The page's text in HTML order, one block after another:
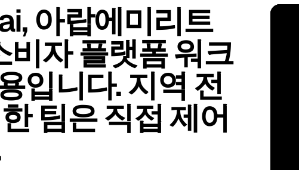
Istanbul 터키 Keflavik 아이슬란드
Lisbon 포르투갈 London
Manchester 영국 Milan
Novi Travnik 보스니아 헤르체고비나 Oslo
Prague 체코 Siauliai
Stockholm Tallinn
Uptime Kuma 호스티드
가동 시간 점검, SSL 모니터링, 알림, 상태 페이
지입니다.
추론 워크로드
GPU AI 서버
전용 GPU 인프라
전용 LLM 서버
셀프 호스팅 AI 스택
아랍에미리트
비자 플랫폼 워크
입니다. 지역 전
팀은 직접 제어